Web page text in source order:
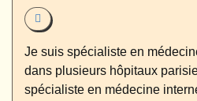
Je suis spécialiste en
dans plusieurs hôpitaux
spécialiste en médecine